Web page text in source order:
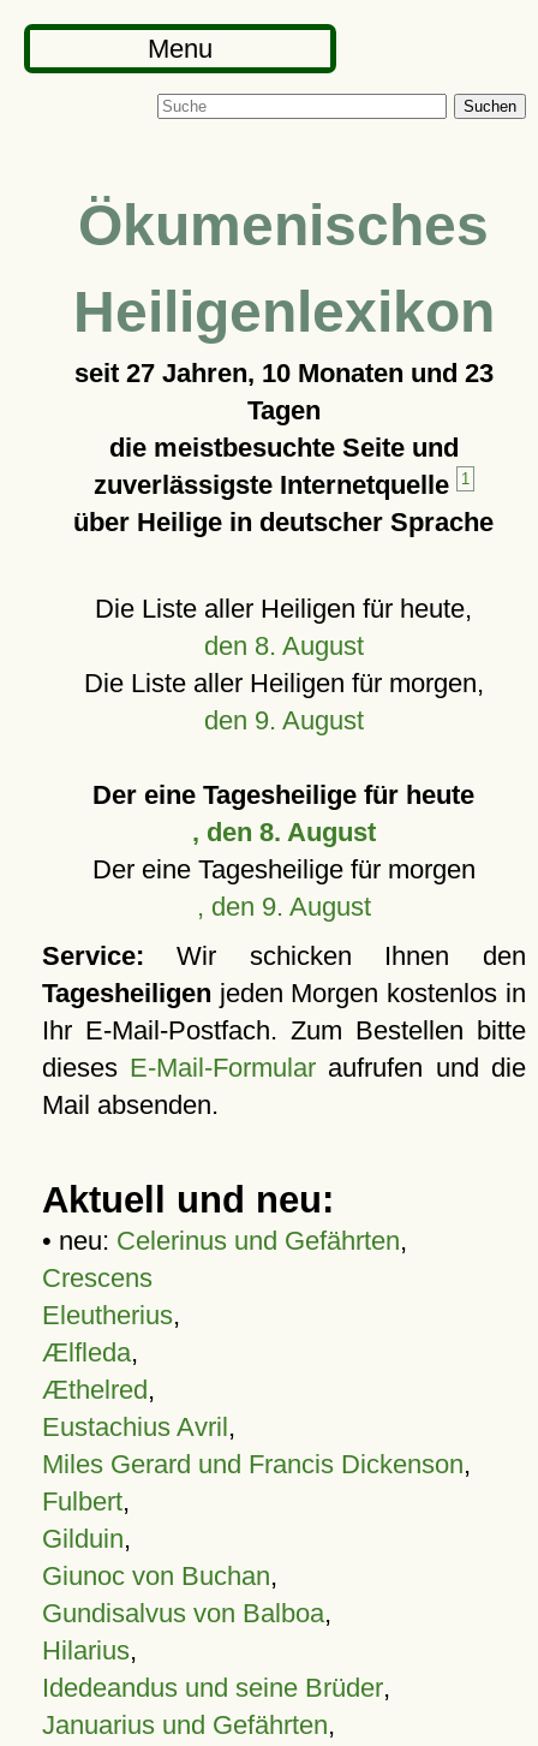
Menu
Suchen
Ökumenisches
Heiligenlexikon
seit 27 Jahren, 10 Monaten und 23
Tagen
die meistbesuchte Seite und
zuverlässigste Internetquelle
1
über Heilige in deutscher Sprache
Die Liste aller Heiligen für heute,
den 8. August
Die Liste aller Heiligen für morgen,
den 9. August
Der eine Tagesheilige für heute
, den 8. August
Der eine Tagesheilige für morgen
, den 9. August
Service: Wir schicken Ihnen den
Tagesheiligen jeden Morgen kostenlos in
Ihr E-Mail-Postfach. Zum Bestellen bitte
dieses E-Mail-Formular aufrufen und die
Mail absenden.
Aktuell und neu:
• neu: Celerinus und Gefährten,
Crescens
Eleutherius,
Ælfleda,
Æthelred,
Eustachius Avril,
Miles Gerard und Francis Dickenson,
Fulbert,
Gilduin,
Giunoc von Buchan,
Gundisalvus von Balboa,
Hilarius,
Idedeandus und seine Brüder,
Januarius und Gefährten,